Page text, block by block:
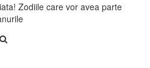
Zodiile care vor avea parte